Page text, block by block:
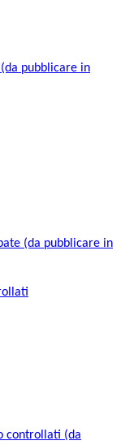
pubblicare in
(da pubblicare in
controllati (da